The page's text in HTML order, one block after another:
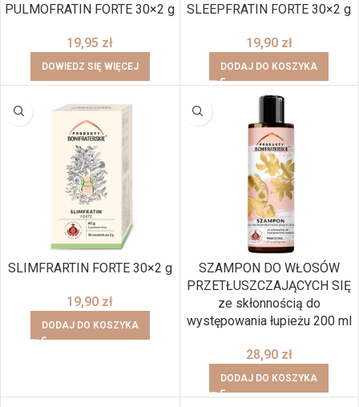
PULMOFRATIN FORTE 30×2 g
19,95 zł
DOWIEDZ SIĘ WIĘCEJ
SLEEPFRATIN FORTE 30×2 g
19,90 zł
DODAJ DO KOSZYKA
SLIMFRARTIN FORTE 30×2 g
19,90 zł
DODAJ DO KOSZYKA
SZAMPON DO WŁOSÓW
PRZETŁUSZCZAJĄCYCH SIĘ
ze skłonnością do
występowania łupieżu 200 ml
28,90 zł
DODAJ DO KOSZYKA